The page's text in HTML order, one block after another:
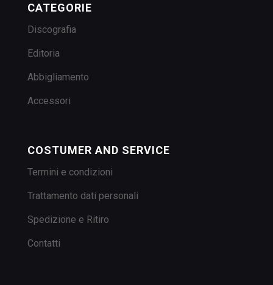
CATEGORIE
Discografia
Editoria
Abbigliamento
Accessori
COSTUMER AND SERVICE
Termini e condizioni
Trattamento dati personali
Spedizione e Ritiro
Contatti